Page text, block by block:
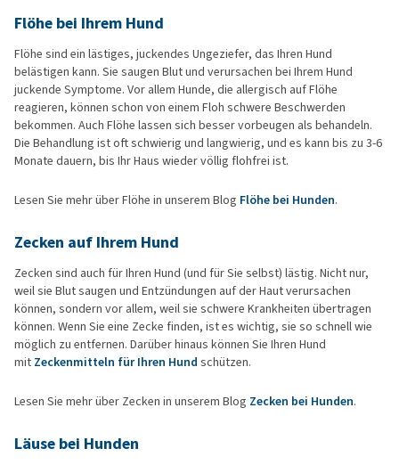
Flöhe bei Ihrem Hund
Flöhe sind ein lästiges, juckendes Ungeziefer, das Ihren Hund
belästigen kann. Sie saugen Blut und verursachen bei Ihrem Hund
juckende Symptome. Vor allem Hunde, die allergisch auf Flöhe
reagieren, können schon von einem Floh schwere Beschwerden
bekommen. Auch Flöhe lassen sich besser vorbeugen als behandeln.
Die Behandlung ist oft schwierig und langwierig, und es kann bis zu 3-6
Monate dauern, bis Ihr Haus wieder völlig flohfrei ist.
Lesen Sie mehr über Flöhe in unserem Blog Flöhe bei Hunden.
Zecken auf Ihrem Hund
Zecken sind auch für Ihren Hund (und für Sie selbst) lästig. Nicht nur,
weil sie Blut saugen und Entzündungen auf der Haut verursachen
können, sondern vor allem, weil sie schwere Krankheiten übertragen
können. Wenn Sie eine Zecke finden, ist es wichtig, sie so schnell wie
möglich zu entfernen. Darüber hinaus können Sie Ihren Hund
mit Zeckenmitteln für Ihren Hund schützen.
Lesen Sie mehr über Zecken in unserem Blog Zecken bei Hunden.
Läuse bei Hunden